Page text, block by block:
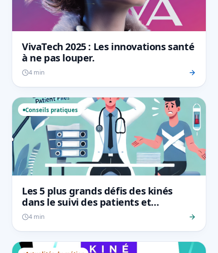
VivaTech 2025 : Les innovations santé
à ne pas louper.
4 min
Conseils pratiques
Les 5 plus grands défis des kinés
dans le suivi des patients et
comment les surmonter
4 min